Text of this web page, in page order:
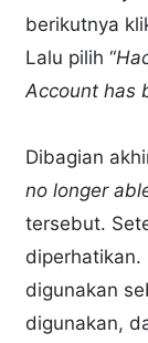
berikutnya
Lalu pilih “
Account has
Dibagian
no longer
tersebut.
diperhatikan.
digunakan
digunakan,